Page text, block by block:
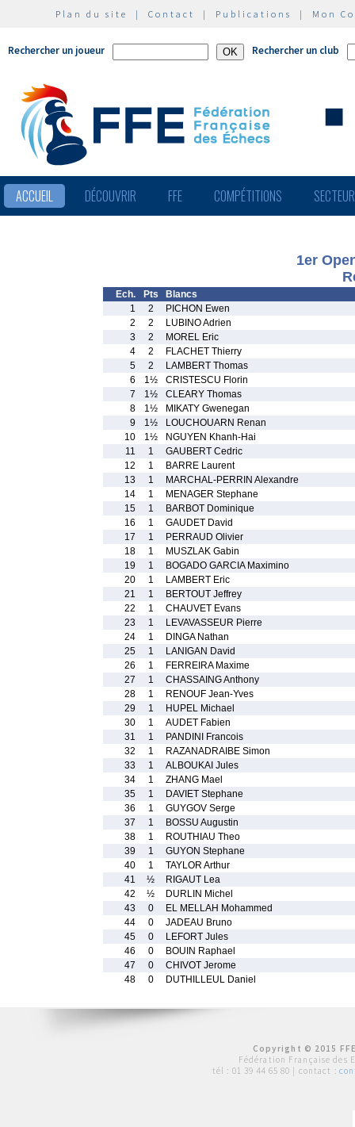
Plan du site | Contact | Publications | Mon
Rechercher un joueur Rechercher un club
ACCUEIL DÉCOUVRIR FFE COMPÉTITIONS
1er
Ech. Pts
Blancs
1
2
PICHON Ewen
2
2
LUBINO Adrien
3
2
MOREL Eric
4
2
FLACHET Thierry
5
2
LAMBERT Thomas
6
1½
CRISTESCU Florin
7
1½
CLEARY Thomas
8
1½
MIKATY Gwenegan
9
1½
LOUCHOUARN Renan
10
1½
NGUYEN Khanh-Hai
11
1
GAUBERT Cedric
12
1
BARRE Laurent
13
1
MARCHAL-PERRIN Alexandre
14
1
MENAGER Stephane
15
1
BARBOT Dominique
16
1
GAUDET David
17
1
PERRAUD Olivier
18
1
MUSZLAK Gabin
19
1
BOGADO GARCIA Maximino
20
1
LAMBERT Eric
21
1
BERTOUT Jeffrey
22
1
CHAUVET Evans
23
1
LEVAVASSEUR Pierre
24
1
DINGA Nathan
25
1
LANIGAN David
26
1
FERREIRA Maxime
27
1
CHASSAING Anthony
28
1
RENOUF Jean-Yves
29
1
HUPEL Michael
30
1
AUDET Fabien
31
1
PANDINI Francois
32
1
RAZANADRAIBE Simon
33
1
ALBOUKAI Jules
34
1
ZHANG Mael
35
1
DAVIET Stephane
36
1
GUYGOV Serge
37
1
BOSSU Augustin
38
1
ROUTHIAU Theo
39
1
GUYON Stephane
40
1
TAYLOR Arthur
41
½
RIGAUT Lea
42
½
DURLIN Michel
43
0
EL MELLAH Mohammed
44
0
JADEAU Bruno
45
0
LEFORT Jules
46
0
BOUIN Raphael
47
0
CHIVOT Jerome
48
0 DUTHILLEUL Daniel
Copyright © 2015
Fédération Française des
tél : 01 39 44 65 80 | contact :